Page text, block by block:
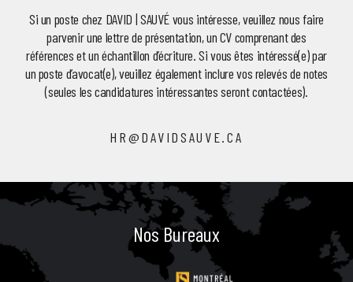
Si un poste chez DAVID | SAUVÉ vous intéresse, veuillez nous faire
parvenir une lettre de présentation, un CV comprenant des
références et un échantillon d’écriture. Si vous êtes intéressé(e) par
un poste d’avocat(e), veuillez également inclure vos relevés de notes
(seules les candidatures intéressantes seront contactées).
HR@DAVIDSAUVE.CA
Nos Bureaux